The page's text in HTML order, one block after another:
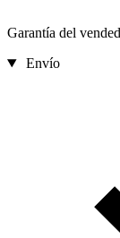
Garantía del
Envío